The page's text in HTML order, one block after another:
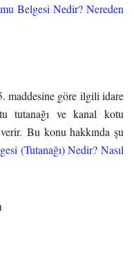
Belgesi Nedir? Nereden
maddesine göre ilgili idare
tutanağı ve kanal kotu
Bu konu hakkında şu
(Tutanağı) Nedir? Nasıl